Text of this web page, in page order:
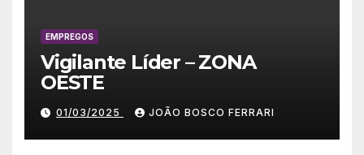
EMPREGOS
Vigilante Líder – ZONA
OESTE
01/03/2025 JOÃO BOSCO FERRARI